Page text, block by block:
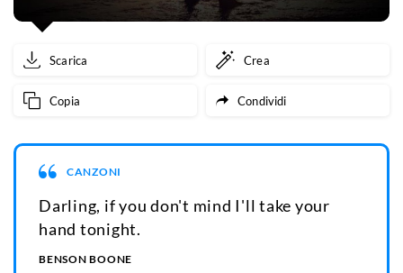
Scarica Crea
Copia Condividi
CANZONI
Darling, if you don't mind I'll take your
hand tonight.
BENSON BOONE